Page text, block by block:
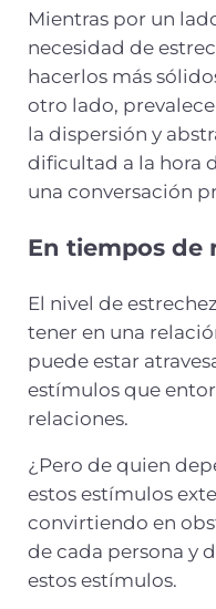
Mientras por un
necesidad de
hacerlos más
otro lado,
la dispersión y
dificultad a la hora
una conversación
En tiempos de
El nivel de
tener en una
puede estar
estímulos que
relaciones.
¿Pero de quien
estos estímulos
convirtiendo en
de cada persona y
estos estímulos.